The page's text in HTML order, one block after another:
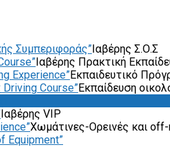
Συμπεριφοράς”Ιαβέρης Σ.Ο.Σ
Ιαβέρης Πρακτική
Experience”Εκπαιδευτικό
Driving Course”Εκπαίδευση
Ιαβέρης VIP
Χωμάτινες-Ορεινές και
Equipment”